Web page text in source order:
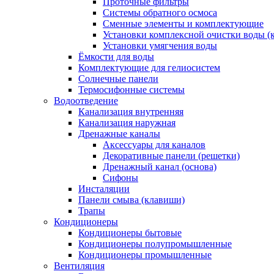
Системы обратного осмоса
Сменные элементы и комплектующие
Установки комплексной очистки воды
Установки умягчения воды
Ёмкости для воды
Комплектующие для гелиосистем
Солнечные панели
Термосифонные системы
Водоотведение
Канализация внутренняя
Канализация наружная
Дренажные каналы
Аксессуары для каналов
Декоративные панели (решетки)
Дренажный канал (основа)
Сифоны
Инсталяции
Панели смыва (клавиши)
Трапы
Кондиционеры
Кондиционеры бытовые
Кондиционеры полупромышленные
Кондиционеры промышленные
Вентиляция